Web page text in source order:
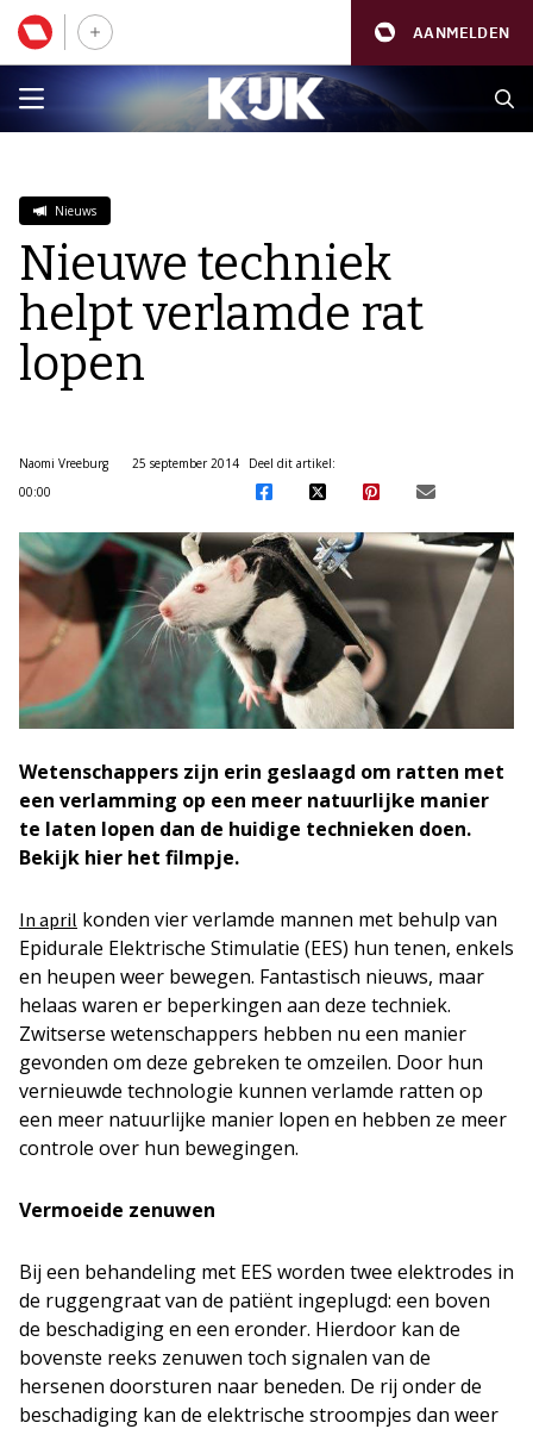
AANMELDEN
Nieuws
Nieuwe techniek
helpt verlamde rat
lopen
Naomi Vreeburg
25 september 2014
00:00
Deel dit artikel:
Wetenschappers zijn erin geslaagd om ratten met
een verlamming op een meer natuurlijke manier
te laten lopen dan de huidige technieken doen.
Bekijk hier het filmpje.
In april konden vier verlamde mannen met behulp van
Epidurale Elektrische Stimulatie (EES) hun tenen, enkels
en heupen weer bewegen. Fantastisch nieuws, maar
helaas waren er beperkingen aan deze techniek.
Zwitserse wetenschappers hebben nu een manier
gevonden om deze gebreken te omzeilen. Door hun
vernieuwde technologie kunnen verlamde ratten op
een meer natuurlijke manier lopen en hebben ze meer
controle over hun bewegingen.
Vermoeide zenuwen
Bij een behandeling met EES worden twee elektrodes in
de ruggengraat van de patiënt ingeplugd: een boven
de beschadiging en een eronder. Hierdoor kan de
bovenste reeks zenuwen toch signalen van de
hersenen doorsturen naar beneden. De rij onder de
beschadiging kan de elektrische stroompjes dan weer